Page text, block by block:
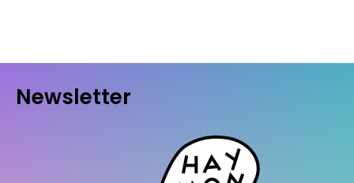
Newsletter